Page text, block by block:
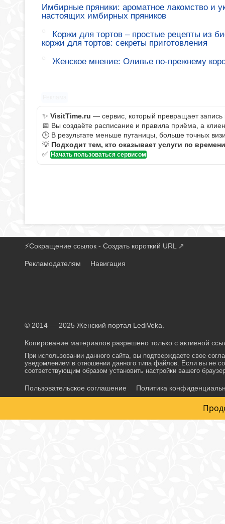
Имбирные пряники: ароматное лакомство и
настоящих имбирных пряников
Коржи для тортов – простые рецепты из
коржи для тортов: секреты приготовления
Женское мнение: Оливье по-прежнему
✨ VisitTime.ru — сервис, который превращает
📅 Вы создаёте расписание и правила приёма, а
🕒 В результате меньше путаницы, больше точных
💡 Подходит тем, кто оказывает услуги по
✅ Начать пользоваться сервисом
⚡Сокращение ссылок - Создать короткий URL ↗
Рекламодателям Навигация
© 2014 — 2025 Женский портал LediVeka.
Копирование материалов разрешено только с активной
При использовании данного сайта, вы подтверждаете свое
уведомлением в отношении данного типа файлов. Если вы не
соответствующим образом установить настройки вашего
Пользовательское соглашение Политика